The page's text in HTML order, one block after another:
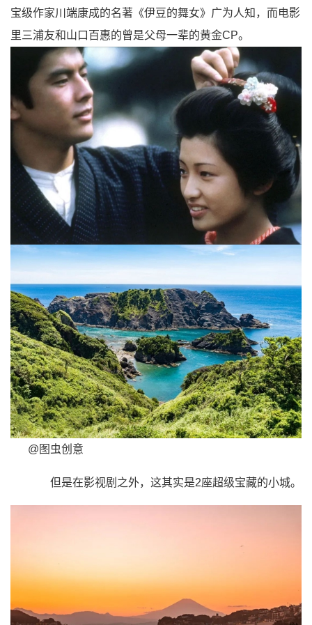
宝级作家川端康成的名著《伊豆的舞女》 广为人知，而电影
里三浦友和山口百惠的曾是父母一辈的黄金CP。
@图虫创意
但是在影视剧之外，这其实是2座超级宝藏的小城。